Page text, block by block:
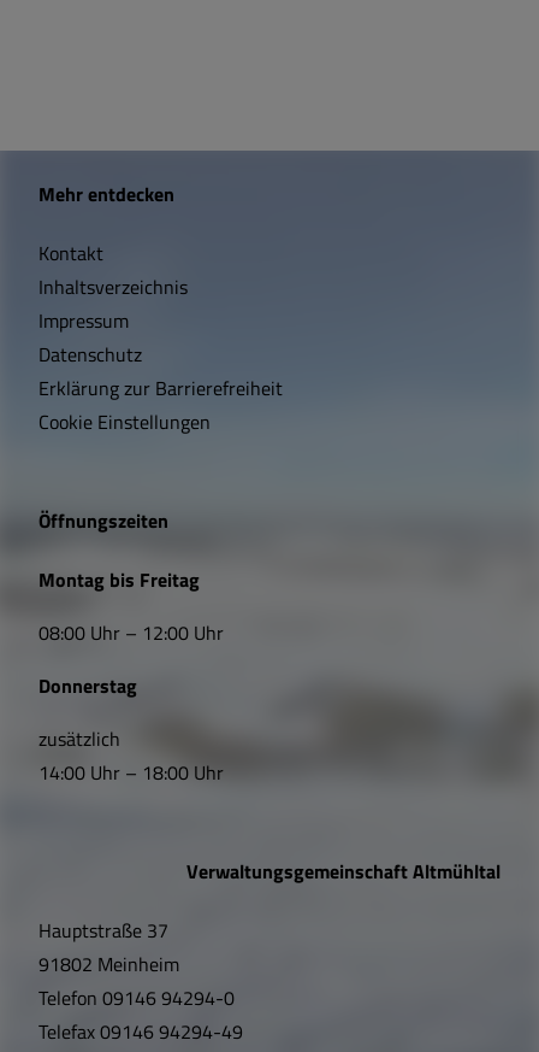
W
c
h
t
i
e
L
n
k
s
f
n
Mehr entdecken
Kontakt
Inhaltsverzeichnis
Impressum
Datenschutz
Erklärung zur Barrierefreiheit
Cookie Einstellungen
Öffnungszeiten
Montag bis Freitag
08:00 Uhr – 12:00 Uhr
Donnerstag
zusätzlich
14:00 Uhr – 18:00 Uhr
Verwaltungsgemeinschaft Altmühltal
Hauptstraße 37
91802 Meinheim
Telefon 09146 94294-0
Telefax09146 94294-49